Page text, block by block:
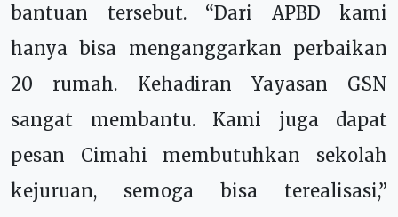
bantuan tersebut. “Dari APBD kami
hanya bisa menganggarkan perbaikan
20 rumah. Kehadiran Yayasan GSN
sangat membantu. Kami juga dapat
pesan Cimahi membutuhkan sekolah
kejuruan, semoga bisa terealisasi,”